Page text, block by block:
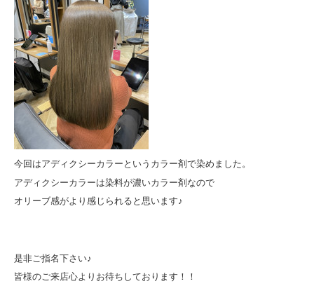
今回はアディクシーカラーというカラー剤で染めました。
アディクシーカラーは染料が濃いカラー剤なので
オリーブ感がより感じられると思います♪
是非ご指名下さい♪
皆様のご来店心よりお待ちしております！！